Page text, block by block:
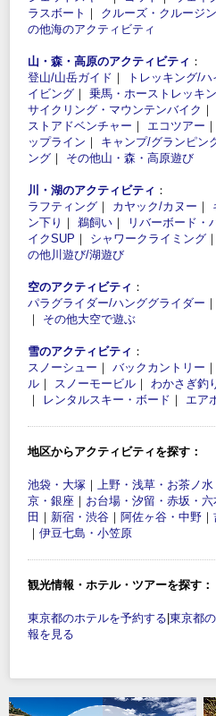
ラスボート ｜ クルーズ・クルージ
の他海のアクティビティ
山・森・高原のアクティビティ ：
登山/山岳ガイド ｜ トレッキング/
イビング ｜ 乗馬・ホーストレッキ
サイクリング・マウンテンバイク ｜
ストアドベンチャー ｜ エコツアー ｜
ップライン ｜ キャンプ/グランピン
ング ｜ その他山・森・高原遊び
川・湖のアクティビティ ：
ラフティング ｜ カヤック/カヌー ｜
ン下り ｜ 鵜飼い ｜ リバーボード・
イクSUP ｜ シャワークライミング ｜
の他川遊び/湖遊び
空のアクティビティ ：
パラグライダー/ハンググライダー ｜
｜ その他大空で遊ぶ
雪のアクティビティ ：
スノーシュー ｜ バックカントリー ｜
ル ｜ スノーモービル ｜ わかさぎ釣
｜
レンタルスキー・ボード ｜ エア
地区からアクティビティを探す：
池袋・大塚 ｜ 上野・浅草・お茶ノ水
京・銀座 ｜ お台場・汐留・赤坂・六
田 ｜ 新宿・渋谷 ｜ 阿佐ヶ谷・中野 ｜
｜ 伊豆七島・小笠原
観光情報・ホテル・ツアーを探す：
東京都のホテルを予約する 東京都
報を見る